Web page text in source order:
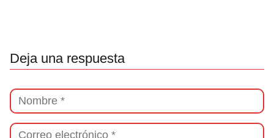
Deja una respuesta